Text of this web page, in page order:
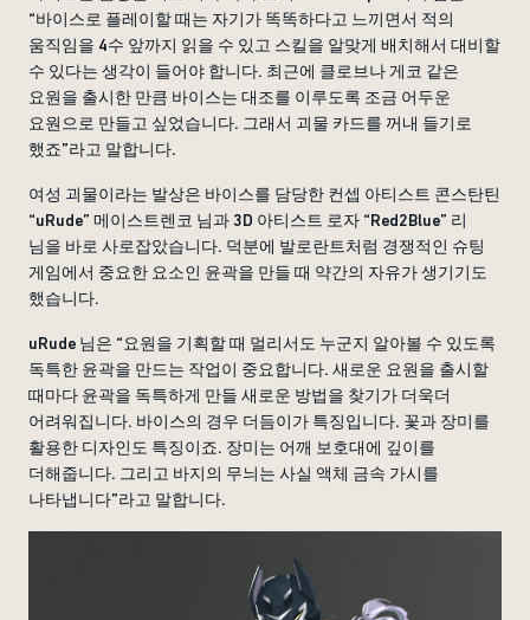
“바이스로 플레이할 때는 자기가 똑똑하다고 느끼면서 적의
움직임을 4수 앞까지 읽을 수 있고 스킬을 알맞게 배치해서 대비할
수 있다는 생각이 들어야 합니다. 최근에 클로브나 게코 같은
요원을 출시한 만큼 바이스는 대조를 이루도록 조금 어두운
요원으로 만들고 싶었습니다. 그래서 괴물 카드를 꺼내 들기로
했죠”라고 말합니다.
여성 괴물이라는 발상은 바이스를 담당한 컨셉 아티스트 콘스탄틴
“uRude” 메이스트렌코 님과 3D 아티스트 로자 “Red2Blue” 리
님을 바로 사로잡았습니다. 덕분에 발로란트처럼 경쟁적인 슈팅
게임에서 중요한 요소인 윤곽을 만들 때 약간의 자유가 생기기도
했습니다.
uRude 님은 “요원을 기획할 때 멀리서도 누군지 알아볼 수 있도록
독특한 윤곽을 만드는 작업이 중요합니다. 새로운 요원을 출시할
때마다 윤곽을 독특하게 만들 새로운 방법을 찾기가 더욱더
어려워집니다. 바이스의 경우 더듬이가 특징입니다. 꽃과 장미를
활용한 디자인도 특징이죠. 장미는 어깨 보호대에 깊이를
더해줍니다. 그리고 바지의 무늬는 사실 액체 금속 가시를
나타냅니다”라고 말합니다.